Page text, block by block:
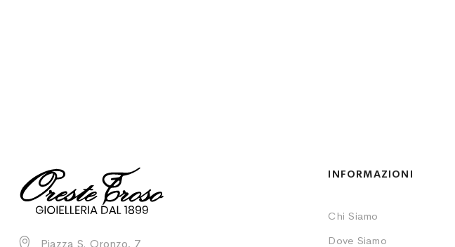
Piazza S. Oronzo, 7
INFORMAZIONI
Chi Siamo
Dove Siamo